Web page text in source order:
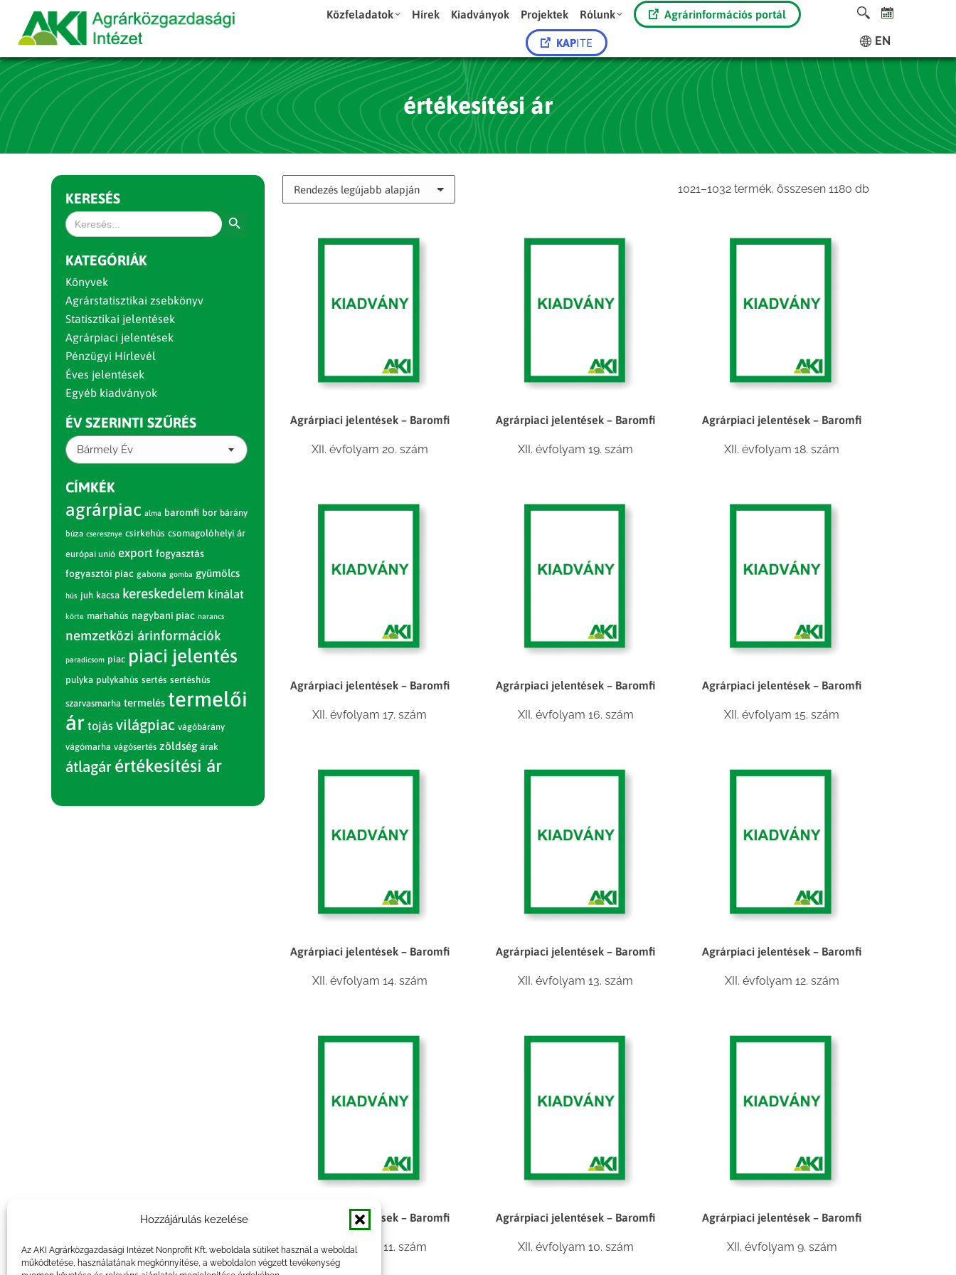
Hozzájárulás kezelése
Az AKI Agrárközgazdasági Intézet Nonprofit Kft. weboldala sütiket használ a weboldal
működtetése, használatának megkönnyítése, a weboldalon végzett tevékenység
Közfeladatok Hírek Kiadványok Projektek Rólunk Agrárinformációs portál
KAPITE EN
értékesítési ár
1021–1032 termék, összesen 1180 dbSorted
Agrárpiaci jelentések – Baromfi
XII. évfolyam 20. szám
Agrárpiaci jelentések – Baromfi
XII. évfolyam 19. szám
Agrárpiaci jelentések – Baromfi
XII. évfolyam 18. szám
Agrárpiaci jelentések – Baromfi
XII. évfolyam 17. szám
Agrárpiaci jelentések – Baromfi
XII. évfolyam 16. szám
Agrárpiaci jelentések – Baromfi
XII. évfolyam 15. szám
Agrárpiaci jelentések – Baromfi
XII. évfolyam 14. szám
Agrárpiaci jelentések – Baromfi
XII. évfolyam 13. szám
Agrárpiaci jelentések – Baromfi
XII. évfolyam 12. szám
Agrárpiaci jelentések – Baromfi
XII. évfolyam 11. szám
Agrárpiaci jelentések – Baromfi
XII. évfolyam 10. szám
Agrárpiaci jelentések – Baromfi
XII. évfolyam 9. szám
KERESÉS
Search
for:
KATEGÓRIÁK
Könyvek
Agrárstatisztikai zsebkönyv
Statisztikai jelentések
Agrárpiaci jelentések
Pénzügyi Hírlevél
Éves jelentések
Egyéb kiadványok
ÉV SZERINTI SZŰRÉS
Bármely Év
CÍMKÉK
agrárpiac alma baromfi bor bárány
búza cseresznye csirkehús csomagolóhelyi ár
európai unió export fogyasztás
fogyasztói piac gabona gomba gyümölcs
hús juh kacsa kereskedelem kínálat
körte marhahús nagybani piac narancs
nemzetközi árinformációk
paradicsom piac piaci jelentés
pulyka pulykahús sertés sertéshús
szarvasmarha termelés termelői
ár tojás világpiac vágóbárány
vágómarha vágósertés zöldség árak
átlagár értékesítési ár